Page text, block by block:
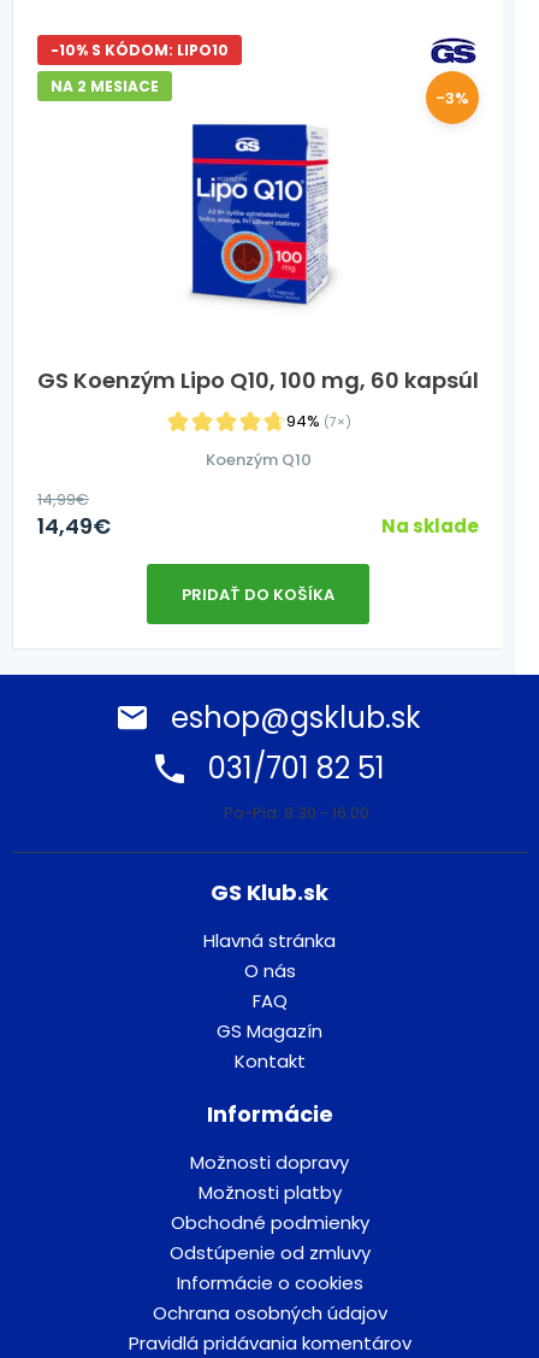
GS Koenzým Lipo Q10, 100 mg, 60 kapsúl
94% (7×)
-10% S KÓDOM: LIPO10
NA 2 MESIACE
Koenzým Q10
-3%
14,99€
14,49€ Na sklade
PRIDAŤ DO KOŠÍKA
eshop@gsklub.sk
031/701 82 51
Po-Pia: 8:30 - 16:00
GS Klub.sk
Hlavná stránka
O nás
FAQ
GS Magazín
Kontakt
Informácie
Možnosti dopravy
Možnosti platby
Obchodné podmienky
Odstúpenie od zmluvy
Informácie o cookies
Ochrana osobných údajov
Pravidlá pridávania komentárov